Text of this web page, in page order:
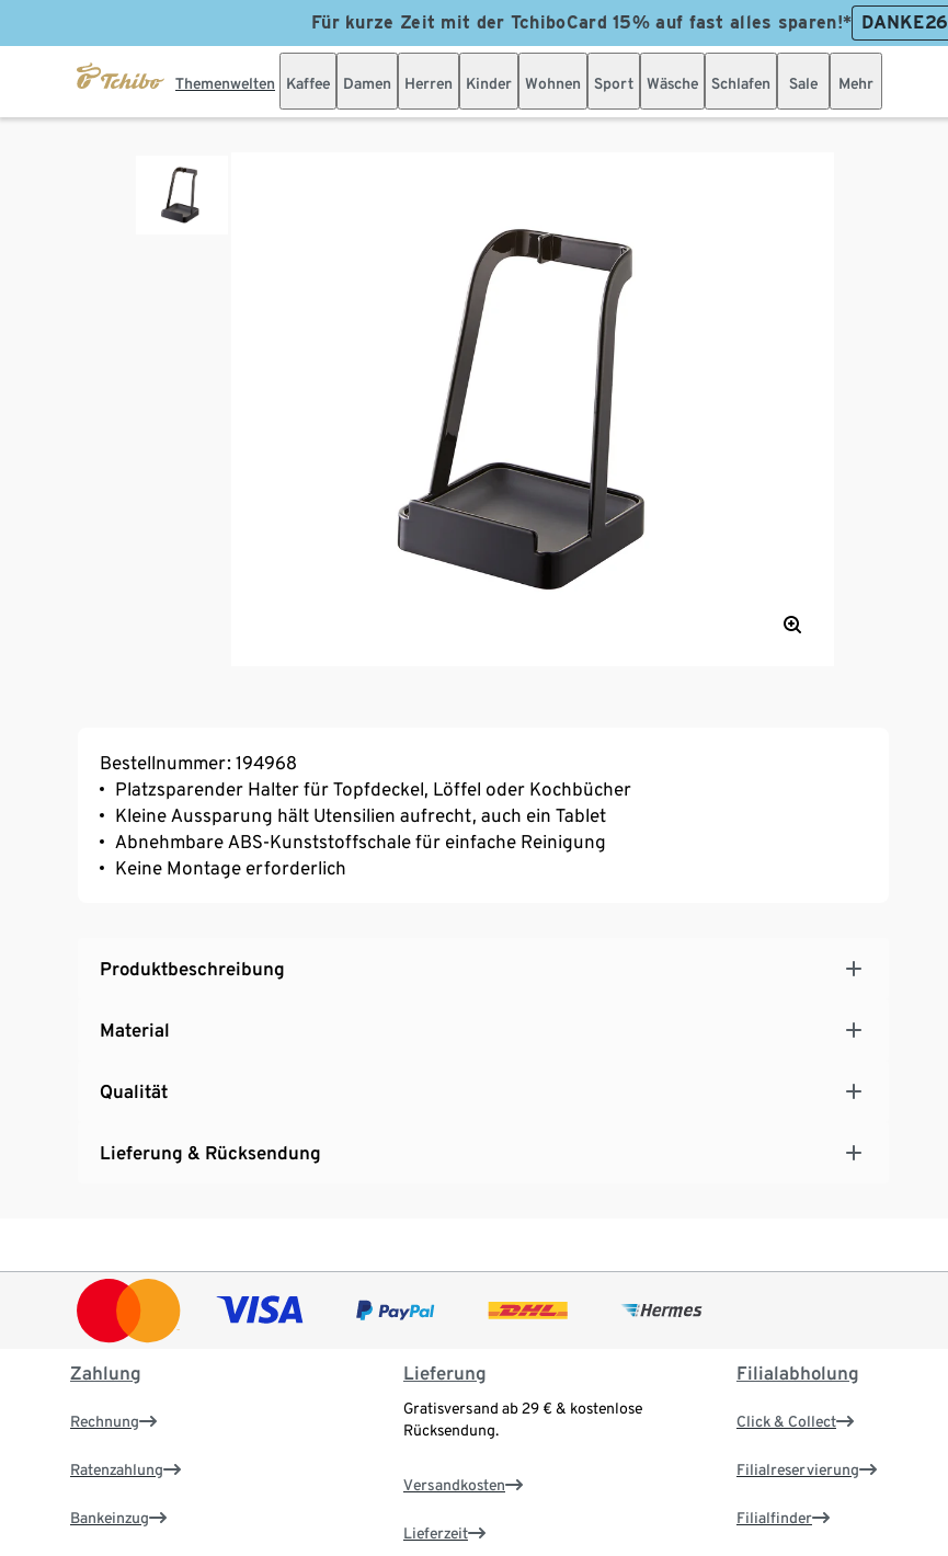
Für kurze Zeit mit der TchiboCard 15% auf fast alles sparen!* DANKE26
Themenwelten Kaffee Damen Herren Kinder Wohnen Sport Wäsche Schlafen Sale Mehr
Bestellnummer: 194968
Platzsparender Halter für Topfdeckel, Löffel oder Kochbücher
Kleine Aussparung hält Utensilien aufrecht, auch ein Tablet
Abnehmbare ABS-Kunststoffschale für einfache Reinigung
Keine Montage erforderlich
Produktbeschreibung
Material
Qualität
Lieferung & Rücksendung
Zahlung
Rechnung
Ratenzahlung
Bankeinzug
Lieferung
Gratisversand ab 29 € & kostenlose
Rücksendung.
Versandkosten
Lieferzeit
Filialabholung
Click & Collect
Filialreservierung
Filialfinder